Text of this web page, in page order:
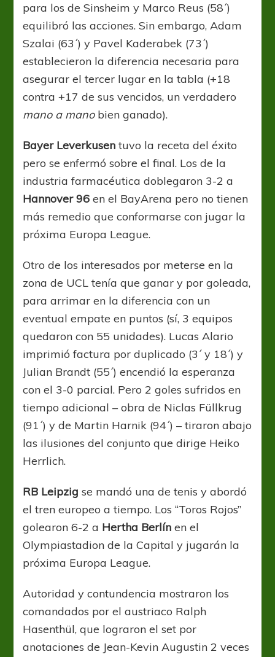
para los de Sinsheim y Marco Reus (58´)
equilibró las acciones. Sin embargo, Adam
Szalai (63´) y Pavel Kaderabek (73´)
establecieron la diferencia necesaria para
asegurar el tercer lugar en la tabla (+18
contra +17 de sus vencidos, un verdadero
mano a manobien ganado).
Bayer Leverkusen tuvo la receta del éxito
pero se enfermó sobre el final. Los de la
industria farmacéutica doblegaron 3-2 a
Hannover 96 en el BayArena pero no tienen
más remedio que conformarse con jugar la
próxima Europa League.
Otro de los interesados por meterse en la
zona de UCL tenía que ganar y por goleada,
para arrimar en la diferencia con un
eventual empate en puntos (sí, 3 equipos
quedaron con 55 unidades). Lucas Alario
imprimió factura por duplicado (3´ y 18´) y
Julian Brandt (55´) encendió la esperanza
con el 3-0 parcial. Pero 2 goles sufridos en
tiempo adicional – obra de Niclas Füllkrug
(91´) y de Martin Harnik (94´) – tiraron abajo
las ilusiones del conjunto que dirige Heiko
Herrlich.
RB Leipzig se mandó una de tenis y abordó
el tren europeo a tiempo. Los “Toros Rojos”
golearon 6-2 a Hertha Berlín en el
Olympiastadion de la Capital y jugarán la
próxima Europa League.
Autoridad y contundencia mostraron los
comandados por el austriaco Ralph
Hasenthül, que lograron el set por
anotaciones de Jean-Kevin Augustin 2 veces